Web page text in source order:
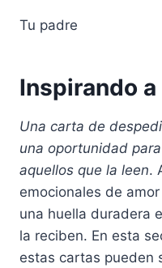
Tu padre
Inspirando
Una carta de
una oportunidad para
aquellos que la leen.
emocionales de
una huella duradera
la reciben. En esta
estas cartas pueden